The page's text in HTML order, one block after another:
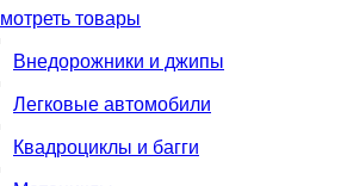
товары
Внедорожники и джипы
Легковые автомобили
Квадроциклы и багги